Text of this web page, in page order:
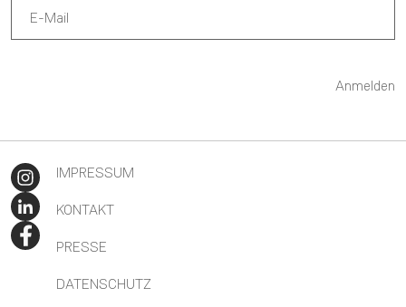
Anmelden
IMPRESSUM
KONTAKT
PRESSE
DATENSCHUTZ